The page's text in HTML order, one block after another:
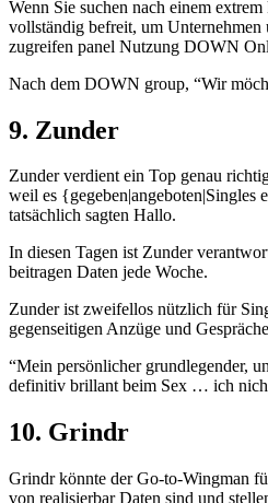
Wenn Sie suchen nach einem
vollständig befreit, um
zugreifen panel Nutzung DOWN
Nach dem DOWN group, “Wir
9. Zunder
Zunder verdient ein Top genau
weil es {gegeben|angeboten|Singles
tatsächlich sagten Hallo.
In diesen Tagen ist Zunder
beitragen Daten jede Woche.
Zunder ist zweifellos nützlich für
gegenseitigen Anzüge und
“Mein persönlicher grundlegender,
definitiv brillant beim Sex … ich nicht
10. Grindr
Grindr könnte der Go-to-Wingman
von realisierbar Daten sind und